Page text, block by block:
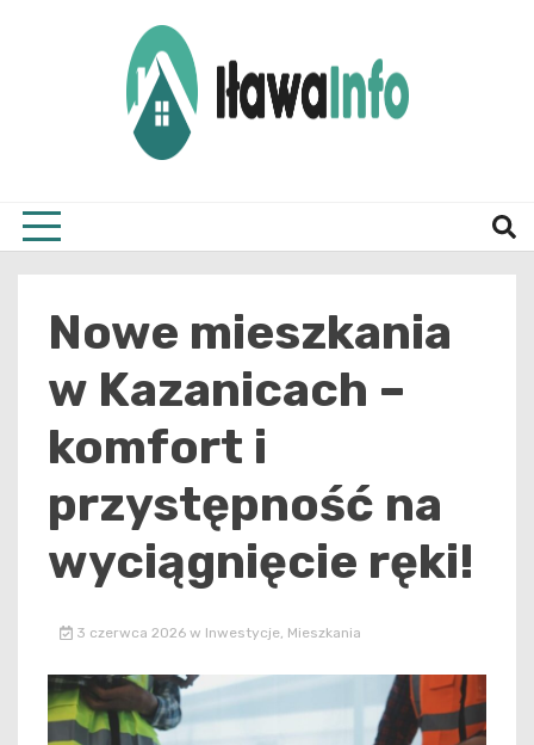
Nowe mieszkania
w Kazanicach –
komfort i
przystępność na
wyciągnięcie ręki!
3 czerwca 2026 w Inwestycje, Mieszkania